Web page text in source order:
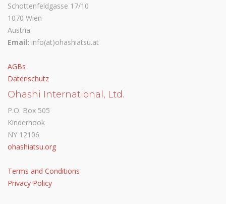
Schottenfeldgasse 17/10
1070 Wien
Austria
Email: info(at)ohashiatsu.at
AGBs
Datenschutz
Ohashi International, Ltd.
P.O. Box 505
Kinderhook
NY 12106
ohashiatsu.org
Terms and Conditions
Privacy Policy